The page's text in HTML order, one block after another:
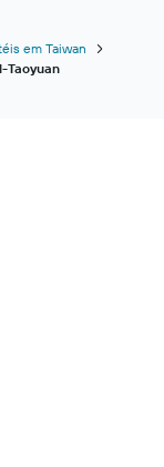
em Taiwan
Taoyuan